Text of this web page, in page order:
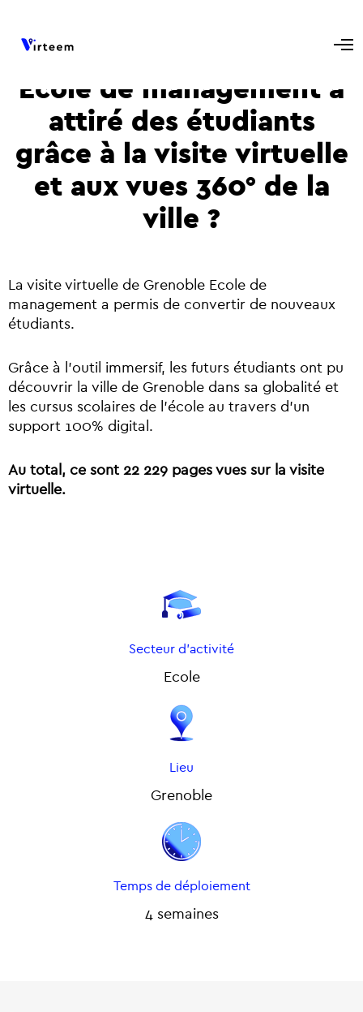
Comment Grenoble
Ecole de management a
attiré des étudiants
grâce à la visite virtuelle
et aux vues 360° de la
ville ?
La visite virtuelle de Grenoble Ecole de
management a permis de convertir de nouveaux
étudiants.
Grâce à l’outil immersif, les futurs étudiants ont pu
découvrir la ville de Grenoble dans sa globalité et
les cursus scolaires de l’école au travers d’un
support 100% digital.
Au total, ce sont 22 229 pages vues sur la visite
virtuelle.
Secteur d'activité
Ecole
Lieu
Grenoble
Temps de déploiement
4 semaines